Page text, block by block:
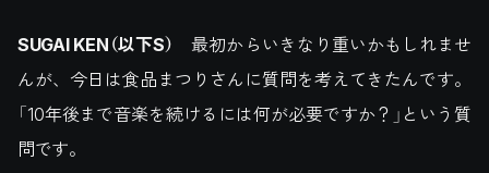
SUGAI KEN（以下S） 最初からいきなり重いかもしれませ
んが、今日は食品まつりさんに質問を考えてきたんです。
「10年後まで音楽を続けるには何が必要ですか？」という質
問です。